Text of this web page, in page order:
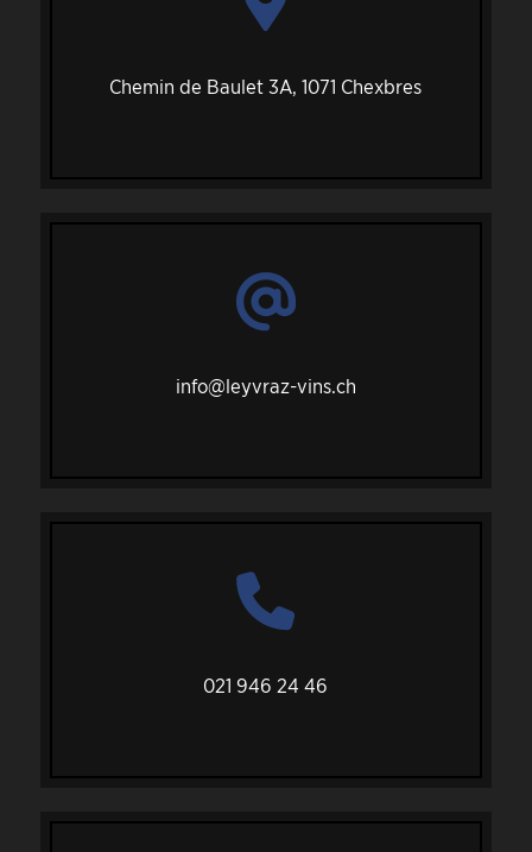
Chemin de Baulet 3A, 1071 Chexbres
info@leyvraz-vins.ch
021 946 24 46